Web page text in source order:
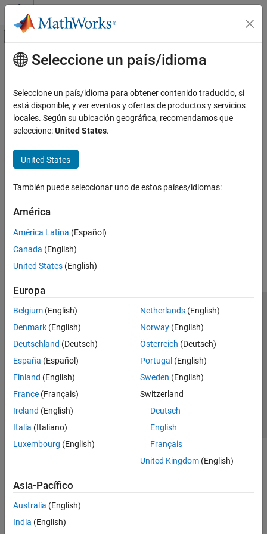
Saltar al contenido
Mostrar/ocultar menú de navegación
Inicio de Documentación
Contenido principal
¿Qué tan útil fue esta traducción?
Seleccione un país/idioma
Seleccione un país/idioma para obtener contenido traducido, si
está disponible, y ver eventos y ofertas de productos y servicios
locales. Según su ubicación geográfica, recomendamos que
seleccione:United States.
United States
También puede seleccionar uno de estos países/idiomas:
América
América Latina (Español)
Canada (English)
United States (English)
Europa
Belgium (English)
Denmark (English)
Deutschland (Deutsch)
España (Español)
Finland (English)
France (Français)
Ireland (English)
Italia (Italiano)
Luxembourg (English)
Netherlands(English)
Norway(English)
Österreich (Deutsch)
Portugal (English)
Sweden (English)
Switzerland
Deutsch
English
Français
United Kingdom(English)
Asia-Pacífico
Australia (English)
India (English)
Centro de confianza
Marcas comerciales
Política de privacidad
Antipiratería
Estado de las aplicaciones
Información de contacto
© 1994-2026 The MathWorks, Inc.